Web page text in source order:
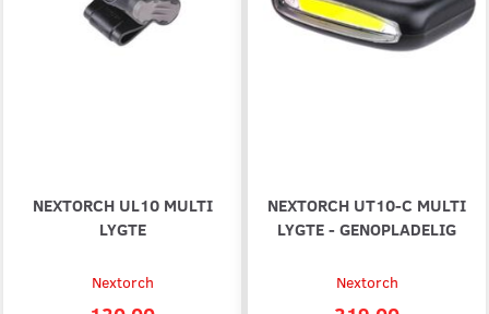
NEXTORCH UL10 MULTI
LYGTE
Nextorch
NEXTORCH UT10-C MULTI
LYGTE - GENOPLADELIG
Nextorch